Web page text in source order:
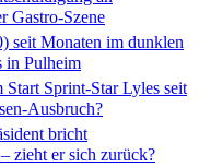
Gastro-Szene
seit Monaten im dunklen
in Pulheim
Start Sprint-Star Lyles seit
Ausbruch?
bricht
zieht er sich zurück?